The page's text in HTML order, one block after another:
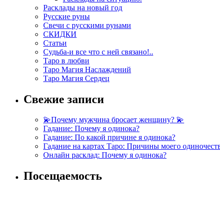
Расклады на новый год
Русские руны
Свечи с русскими рунами
СКИДКИ
Статьи
Судьба-и все что с ней связано!..
Таро в любви
Таро Магия Наслаждений
Таро Магия Сердец
Свежие записи
💫Почему мужчина бросает женщину? 💫
Гадание: Почему я одинока?
Гадание: По какой причине я одинока?
Гадание на картах Таро: Причины моего
Онлайн расклад: Почему я одинока?
Посещаемость